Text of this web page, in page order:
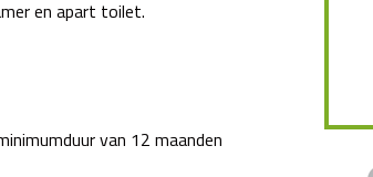
en apart toilet.
van 12 maanden